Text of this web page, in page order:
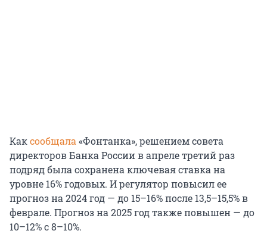
Каксообщала «Фонтанка», решением совета
директоров Банка России в апреле третий раз
подряд была сохранена ключевая ставка на
уровне 16% годовых. И регулятор повысил ее
прогноз на 2024 год — до 15–16% после 13,5–15,5% в
феврале. Прогноз на 2025 год также повышен — до
10–12% с 8–10%.